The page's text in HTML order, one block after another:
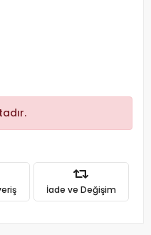
İade ve Değişim